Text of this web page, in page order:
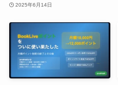
2025年6月14日